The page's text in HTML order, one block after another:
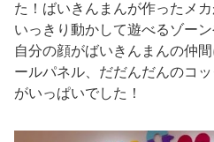
た！ばいきんまんが作ったメ
いっきり動かして遊べるゾー
自分の顔がばいきんまんの仲
ールパネル、だだんだんのコ
がいっぱいでした！